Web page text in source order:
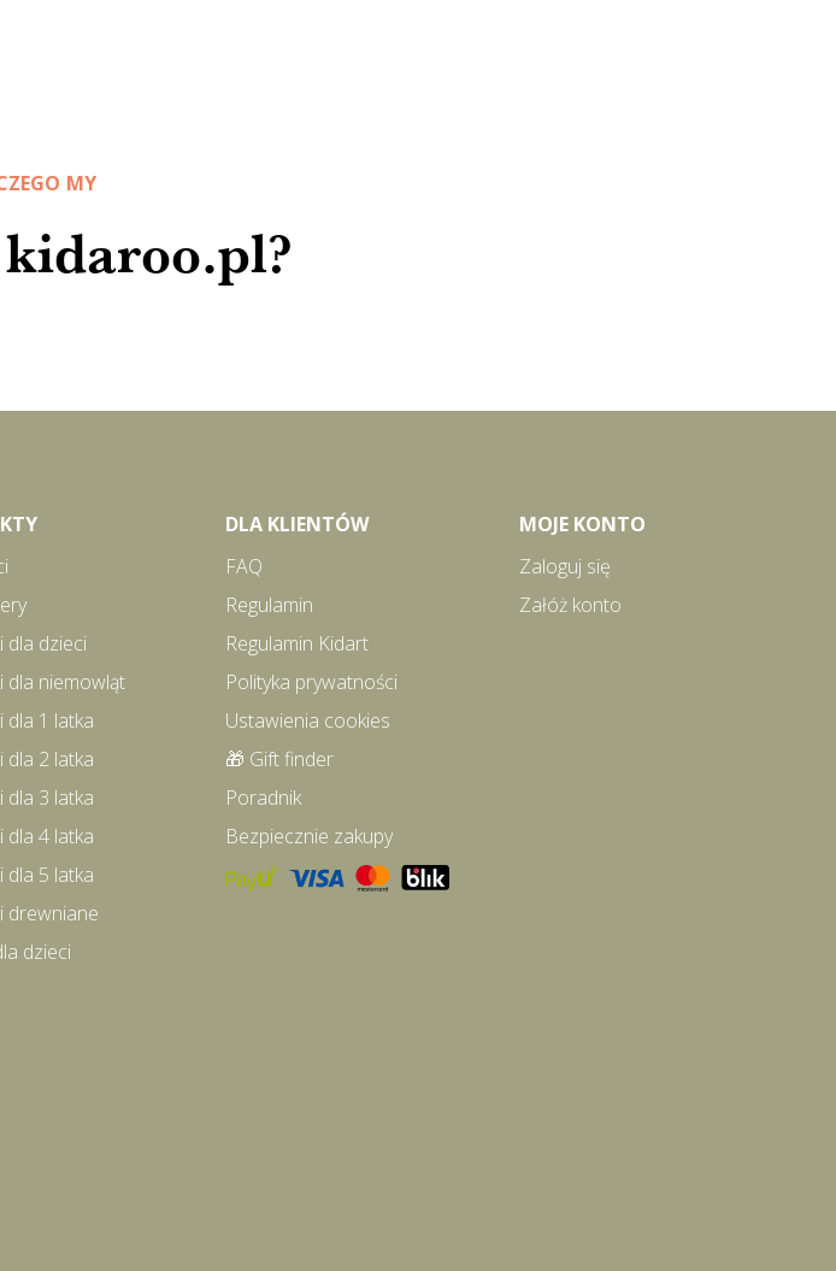
MY
dla dzieci
dla niemowląt
dla 1 latka
dla 2 latka
dla 3 latka
dla 4 latka
dla 5 latka
drewniane
dzieci
DLA KLIENTÓW
FAQ
Regulamin
Regulamin Kidart
Polityka prywatności
Ustawienia cookies
🎁 Gift finder
Poradnik
Bezpiecznie zakupy
MOJE KONTO
Zaloguj się
Załóż konto